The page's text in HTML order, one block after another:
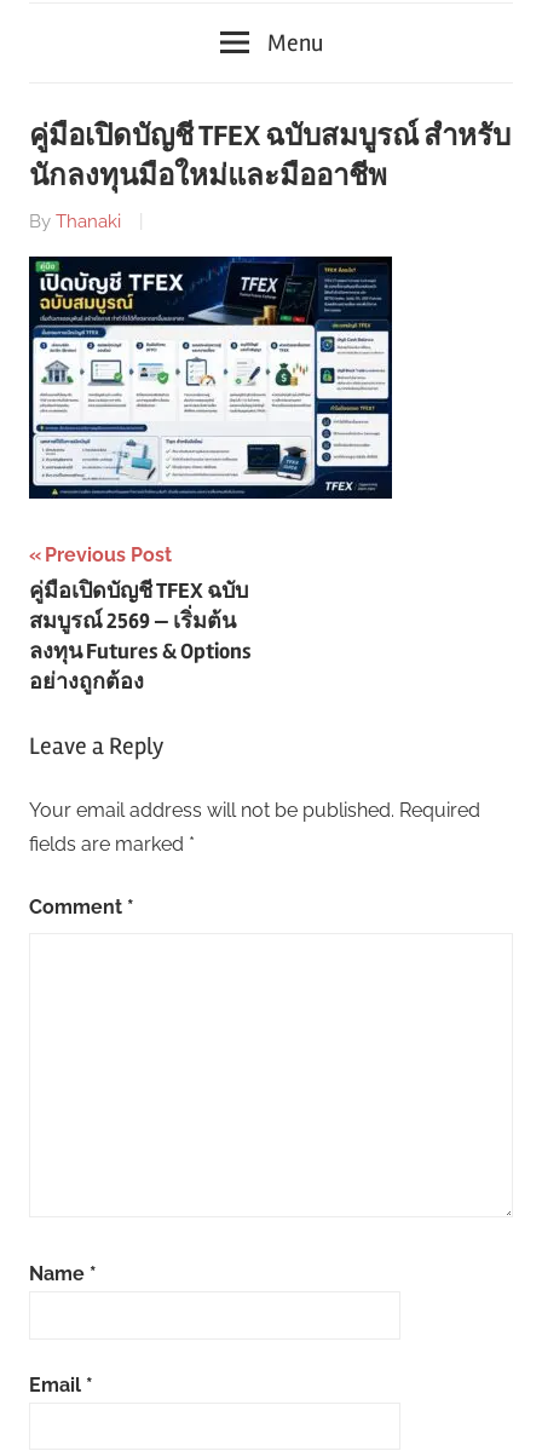
Menu
คู่มือเปิดบัญชี TFEX ฉบับสมบูรณ์ สำหรับ
นักลงทุนมือใหม่และมืออาชีพ
By Thanaki
Post
navigation
Previous Post
คู่มือเปิดบัญชี TFEX ฉบับ
สมบูรณ์ 2569 — เริ่มต้น
ลงทุน Futures & Options
อย่างถูกต้อง
Leave a Reply
Your email address will not be published. Required
fields are marked *
Comment *
Name *
Email *